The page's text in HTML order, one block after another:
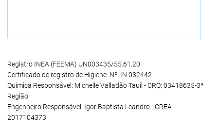
Registro INEA (FEEMA) UN003435/55.61.20
Certificado de registro de Higiene: Nº: IN 032442
Química Responsável: Michelle Valladão Tauil - CRQ: 03418635-3ª
Região
Engenheiro Responsável: Igor Baptista Leandro - CREA
2017104373